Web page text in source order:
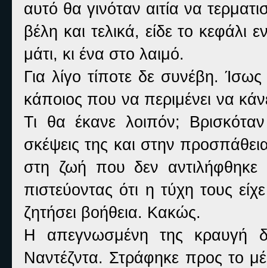
αυτό θα γινόταν αιτία να
βέλη και τελικά, είδε το
μάτι, κι ένα στο λαιμό.
Για λίγο τίποτε δε συνέβη.
κάποιος που να περιμένει να
Τι θα έκανε λοιπόν;
σκέψεις της και στην
στη ζωή που δεν
πιστεύοντας ότι η τύχη τους
ζητήσει βοήθεια. Κακώς.
Η απεγνωσμένη της κραυγή
Ναντέζντα. Στράφηκε προς το